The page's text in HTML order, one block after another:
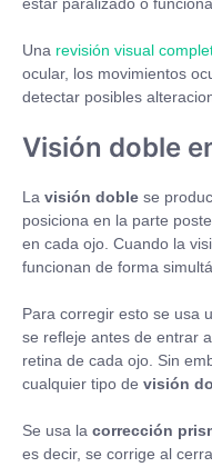
estar paralizado o
Una revisión visual
ocular, los movimientos
detectar posibles
Visión doble
La visión doble se
posiciona en la parte
en cada ojo. Cuando la
funcionan de forma
Para corregir esto se usa
se refleje antes de entrar
retina de cada ojo. Sin
cualquier tipo de visión
Se usa la corrección
es decir, se corrige al